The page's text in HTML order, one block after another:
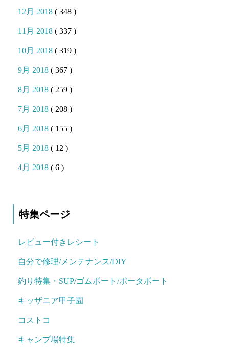
12月 2018( 348 )
11月 2018( 337 )
10月 2018( 319 )
9月 2018( 367 )
8月 2018( 259 )
7月 2018( 208 )
6月 2018( 155 )
5月 2018( 12 )
4月 2018( 6 )
特集ページ
レビュー付きレシート
自分で修理/メンテナンス/DIY
釣り特集・SUP/ゴムボート/ポータボート
キッザニア甲子園
コストコ
キャンプ場特集